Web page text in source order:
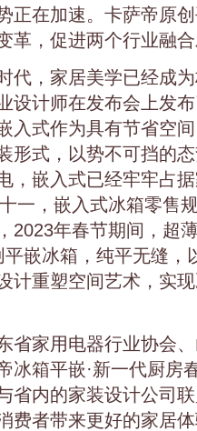
正在加速。卡萨帝原
革，促进两个行业融
，家居美学已经成为
设计师在发布会上发
入式作为具有节省空
形式，以势不可挡的
，嵌入式已经牢牢占
一，嵌入式冰箱零售
2023年春节期间，超
嵌冰箱，纯平无缝，
计重塑空间艺术，实
家用电器行业协会、
冰箱平嵌·新一代厨房
省内的家装设计公司
费者带来更好的家居